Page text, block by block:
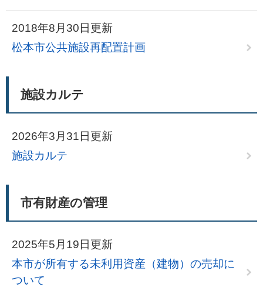
2018年8月30日更新
松本市公共施設再配置計画
施設カルテ
2026年3月31日更新
施設カルテ
市有財産の管理
2025年5月19日更新
本市が所有する未利用資産（建物）の売却に
ついて